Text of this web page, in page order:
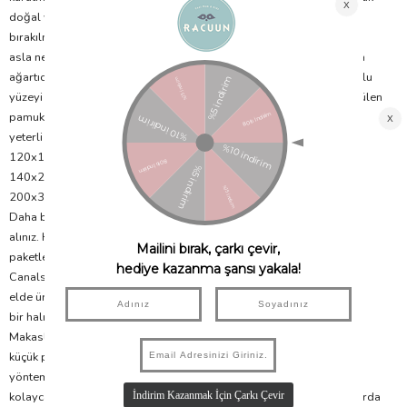
doğal yollarla kurutmaya bırakabilirsiniz. Ancak direk güneş altında
bırakılmamalıdır. Nem, renk akmasına sebep olabileceği için halınızı
asla nemli şekilde makine içerisinde bırakmayınız. Yıkama esnasında
ağartıcı, çamaşır suyu katkılı deterjan kullanmaktan sakınınız. Pamuklu
yüzeyi dışarda tutarak makineye yerleştirmek yıkama sırasında dökülen
pamukların suyla atılmasını sağlayacaktır. Makinenizin halı yıkamak için
yeterli yer kapasitesi olduğundan emin olunuz.
120x160 cm halılar min 6kg kapasite
140x200 cm halılar min. 9 kg
200x300 cm kilimler 10 kg kapasiteye ihtiyaç duyar.
Daha büyük halılar için profesyonel kuru temizlemeden destek
alınız. Halılarımız kalite standartları gereği yıkanarak
paketleniyor. Halınızda pamuklanma olursa endişelenmeyin. Lorena
Canals Halılarımız %100 doğaldır ve zanaatkarlar tarafından tamamen
elde üretilmektedir, bu nedenle hav dökülmesi normal bir süreçtir. Her
bir halı elde dokunur ve son dokunuşları makas yardımıyla yapılır.
Makasla fazla tüylerin kesilmesi sırasında, dokuma aralarında artan
küçük pamuk iplikler kalabilir. Havı önleyebilmek için, kuru fırçalama
yöntemini öneriyoruz, bu sayede aralarda kalan fazla pamuklar
kolayca çıkacaktır. Ayrıca halınızı kullanmaya başladığınız ilk haftalarda